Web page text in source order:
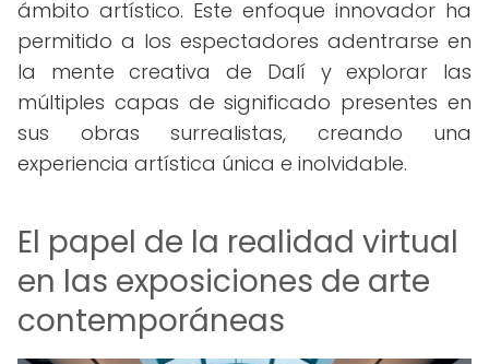
ámbito artístico. Este enfoque innovador ha
permitido a los espectadores adentrarse en
la mente creativa de Dalí y explorar las
múltiples capas de significado presentes en
sus obras surrealistas, creando una
experiencia artística única e inolvidable.
El papel de la realidad virtual
en las exposiciones de arte
contemporáneas